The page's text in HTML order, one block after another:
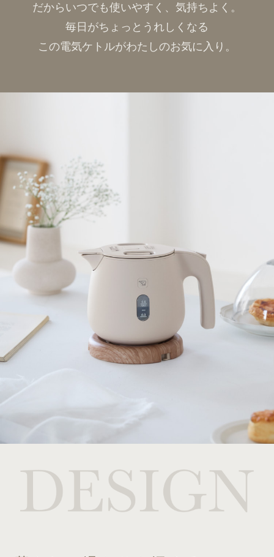
だからいつでも使いやすく、気持ちよく。
毎日がちょっとうれしくなる
この電気ケトルがわたしのお気に入り。